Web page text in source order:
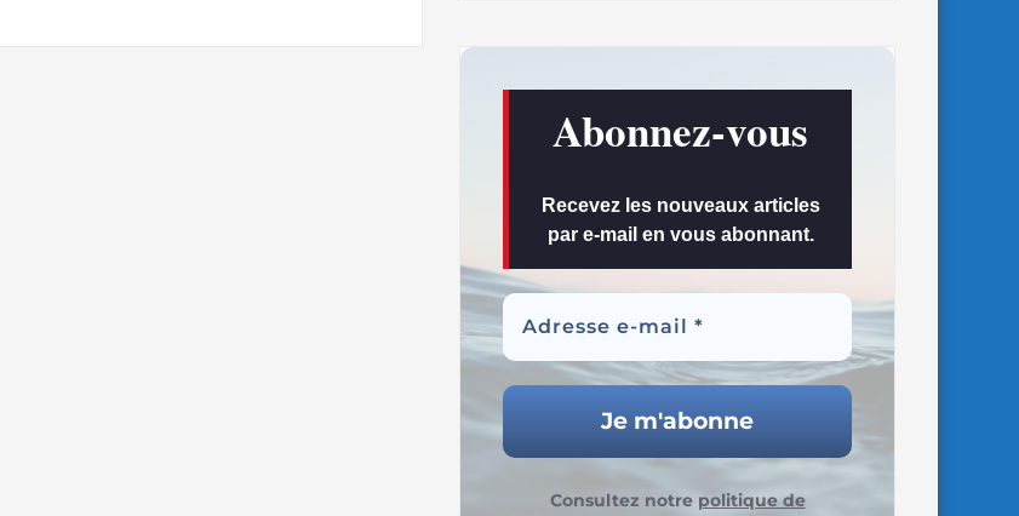
Abonnez-vous
Recevez les nouveaux articles
par e-mail en vous abonnant.
Consultez notre politique de